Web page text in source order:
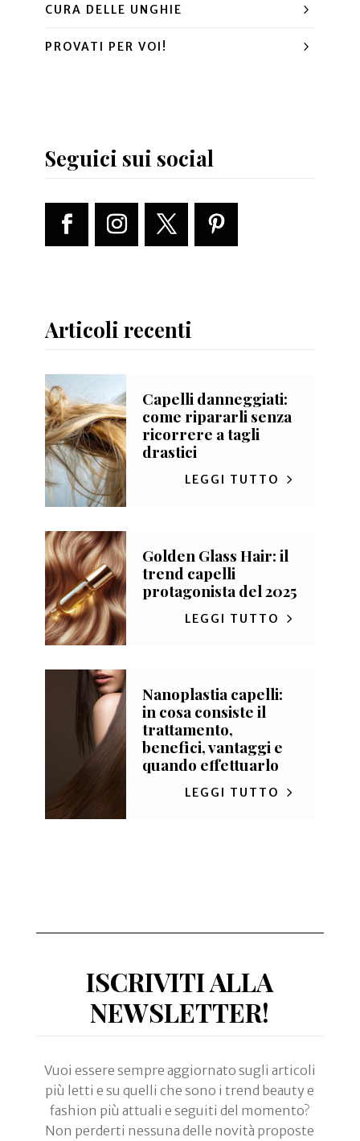
CURA DELLE UNGHIE
PROVATI PER VOI!
Seguici sui social
Articoli recenti
Capelli danneggiati:
come ripararli senza
ricorrere a tagli
drastici
LEGGI TUTTO
Golden Glass Hair: il
trend capelli
protagonista del 2025
LEGGI TUTTO
Nanoplastia capelli:
in cosa consiste il
trattamento,
benefici, vantaggi e
quando effettuarlo
LEGGI TUTTO
ISCRIVITI ALLA
NEWSLETTER!
Vuoi essere sempre aggiornato sugli articoli
più letti e su quelli che sono i trend beauty e
fashion più attuali e seguiti del momento?
Non perderti nessuna delle novità proposte